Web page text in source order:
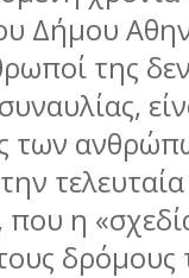
Δήµου
της
των
η